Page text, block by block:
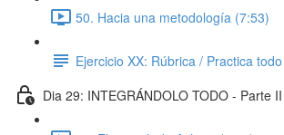
50. Hacia una metodología (7:53)
Ejercicio XX: Rúbrica / Practica todo
Dia 29: INTEGRÁNDOLO TODO - Parte II